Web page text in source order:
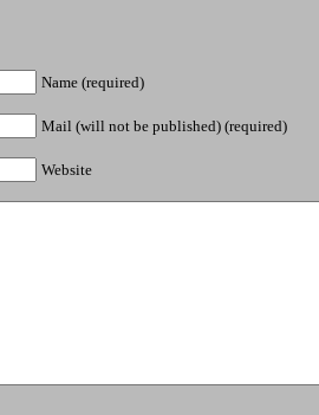
Name (required)
Mail (will not be published) (required)
Website